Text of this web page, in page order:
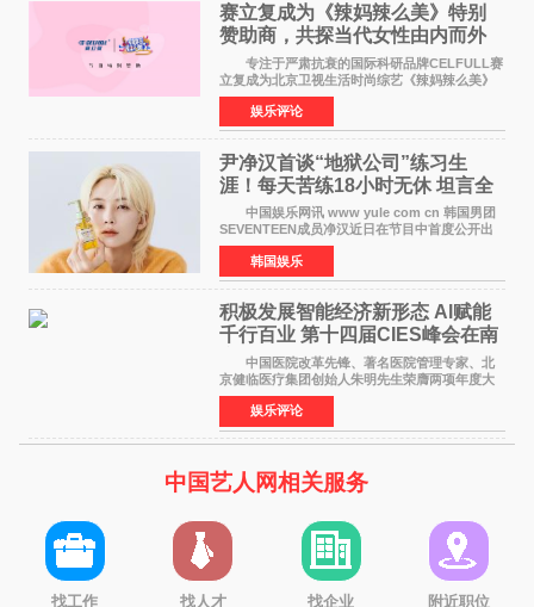
赛立复成为《辣妈辣么美》特别
赞助商，共探当代女性由内而外
活力美
专注于严肃抗衰的国际科研品牌CELFULL赛
立复成为北京卫视生活时尚综艺《辣妈辣么美》
的特别赞助商,明星辣妈袁咏仪倾情参与，向广大
都市女性传递健康生活新主张，寄语当代女性在
家庭与自我之间
娱乐评论
尹净汉首谈“地狱公司”练习生
涯！每天苦练18小时无休 坦言全
靠成员撑过来
中国娱乐网讯 www yule com cn 韩国男团
SEVENTEEN成员净汉近日在节目中首度公开出
道前的残酷练习生经历，并提及经纪公司Pledis
娱乐，引发广泛关注。 在8月2日播出的日本
TBS综艺节目《周
韩国娱乐
积极发展智能经济新形态 Al赋能
千行百业 第十四届CIES峰会在南
京盛大召开
中国医院改革先锋、著名医院管理专家、北
京健临医疗集团创始人朱明先生荣膺两项年度大
奖 2026年7月31日，盛夏金陵，长江之畔，
以重落地·真务实·强链接为主题的2026&lsquo;人
工智能+&rsquo
娱乐评论
中国艺人网相关服务
找工作 找人才 找企业 附近职位